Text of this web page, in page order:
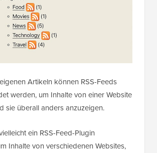
Artikeln können RSS-Feeds
werden, um Inhalte von einer Website
sie überall anders anzuzeigen.
ein RSS-Feed-Plugin
Inhalte von verschiedenen Websites,